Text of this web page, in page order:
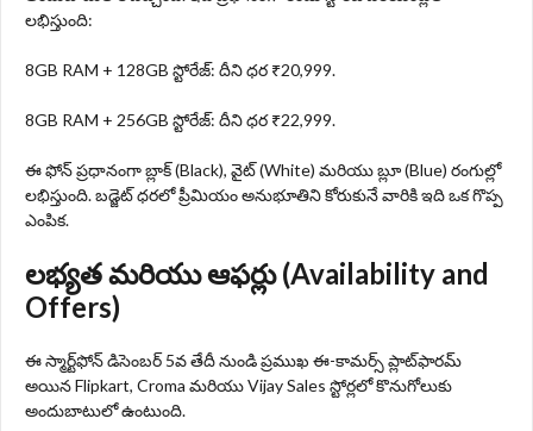
లభిస్తుంది:
8GB RAM + 128GB స్టోరేజ్: దీని ధర ₹20,999.
8GB RAM + 256GB స్టోరేజ్: దీని ధర ₹22,999.
ఈ ఫోన్ ప్రధానంగా బ్లాక్ (Black), వైట్ (White) మరియు బ్లూ (Blue) రంగుల్లో
లభిస్తుంది. బడ్జెట్ ధరలో ప్రీమియం అనుభూతిని కోరుకునే వారికి ఇది ఒక గొప్ప
ఎంపిక.
లభ్యత మరియు ఆఫర్లు (Availability and
Offers)
ఈ స్మార్ట్‌ఫోన్ డిసెంబర్ 5వ తేదీ నుండి ప్రముఖ ఈ-కామర్స్ ప్లాట్‌ఫారమ్
అయిన Flipkart, Croma మరియు Vijay Sales స్టోర్లలో కొనుగోలుకు
అందుబాటులో ఉంటుంది.